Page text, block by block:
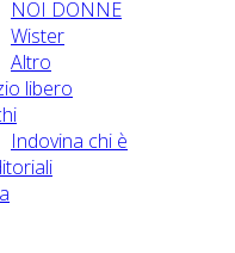
NOI DONNE
Wister
Altro
libero
Indovina chi è